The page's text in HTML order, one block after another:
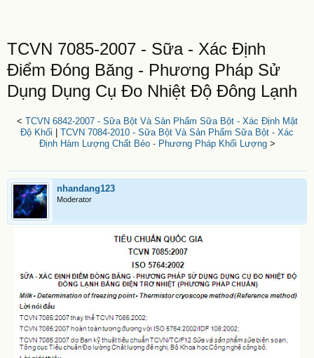
TCVN 7085-2007 - Sữa - Xác Định
Điểm Đóng Băng - Phương Pháp Sử
Dụng Dụng Cụ Đo Nhiệt Độ Đông Lạnh
< TCVN 6842-2007 - Sữa Bột Và Sản Phẩm Sữa Bột - Xác Định Mật
Độ Khối
TCVN 7084-2010 - Sữa Bột Và Sản Phẩm Sữa Bột - Xác
Định Hàm Lượng Chất Béo - Phương Pháp Khối Lượng>
nhandang123
Moderator